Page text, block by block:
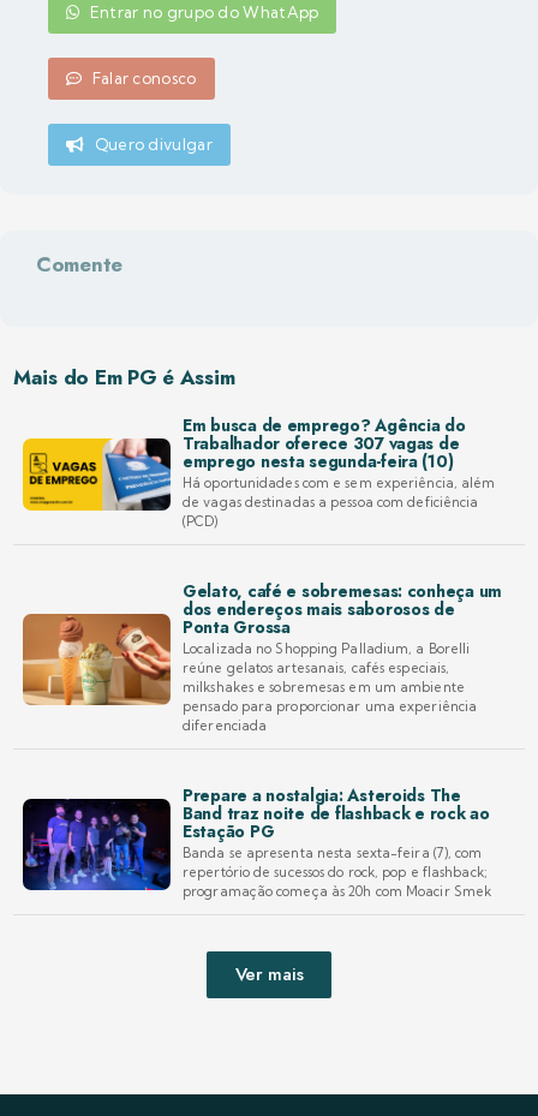
Entrar no grupo do WhatApp
Falar conosco
Quero divulgar
Comente
Mais do Em PG é Assim
Em busca de emprego? Agência do
Trabalhador oferece 307 vagas de
emprego nesta segunda-feira (10)
Há oportunidades com e sem experiência, além
de vagas destinadas a pessoa com deficiência
(PCD)
Gelato, café e sobremesas: conheça um
dos endereços mais saborosos de
Ponta Grossa
Localizada no Shopping Palladium, a Borelli
reúne gelatos artesanais, cafés especiais,
milkshakes e sobremesas em um ambiente
pensado para proporcionar uma experiência
diferenciada
Prepare a nostalgia: Asteroids The
Band traz noite de flashback e rock ao
Estação PG
Banda se apresenta nesta sexta-feira (7), com
repertório de sucessos do rock, pop e flashback;
programação começa às 20h com Moacir Smek
Ver mais